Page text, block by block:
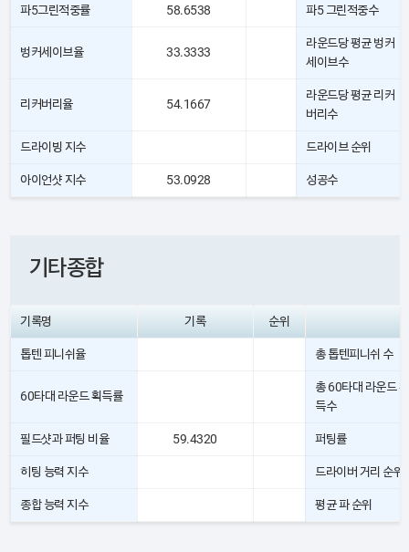
파5그린적중률 58.6538 파5 그린적중수
벙커세이브율 33.3333
라운드당 평균 벙커
세이브수
리커버리율 54.1667
라운드당 평균 리커
버리수
드라이빙 지수 드라이브 순위
아이언샷 지수 53.0928 성공수
기타종합
기록명 기록 순위
톱텐 피니쉬율 총 톱텐피니쉬 수
60타대 라운드 획득률
총 60타대 라운드 획
득수
필드샷과 퍼팅 비율 59.4320 퍼팅률
히팅 능력 지수 드라이버 거리 순위
종합 능력 지수 평균 파 순위